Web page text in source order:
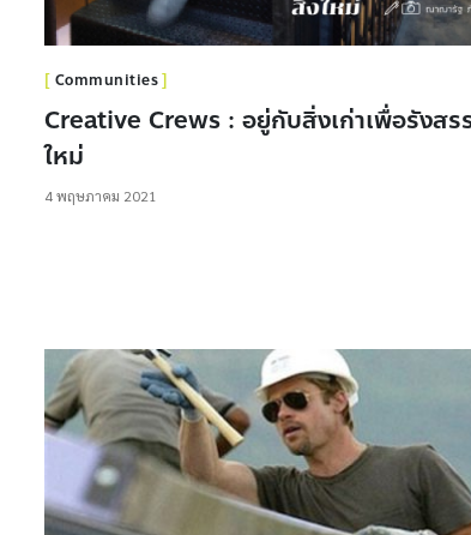
Communities
Creative Crews : อยู่กับสิ่งเก่าเพื่อรังสร
ใหม่
4 พฤษภาคม 2021